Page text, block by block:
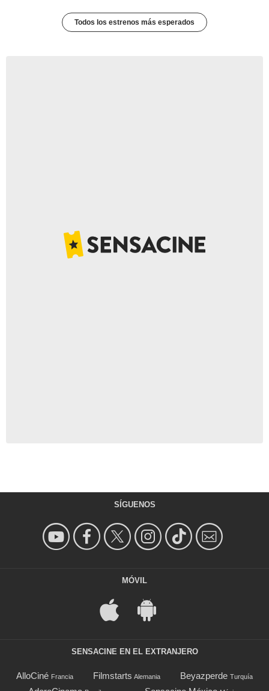
Todos los estrenos más esperados
SÍGUENOS
MÓVIL
SENSACINE EN EL EXTRANJERO
AlloCiné Francia Filmstarts Alemania Beyazperde Turquía